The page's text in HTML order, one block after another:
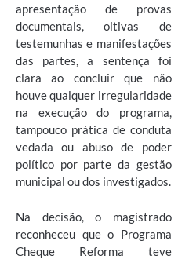
apresentação de provas
documentais, oitivas de
testemunhas e manifestações
das partes, a sentença foi
clara ao concluir que não
houve qualquer irregularidade
na execução do programa,
tampouco prática de conduta
vedada ou abuso de poder
político por parte da gestão
municipal ou dos investigados.
Na decisão, o magistrado
reconheceu que o Programa
Cheque Reforma teve